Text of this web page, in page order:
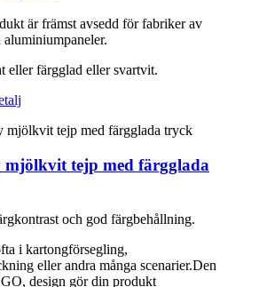
är främst avsedd för fabriker av
aluminiumpaneler.
eller färgglad eller svartvit.
mjölkvit tejp med färgglada
och god färgbehållning.
i kartongförsegling,
eller andra många scenarier.Den
design gör din produkt